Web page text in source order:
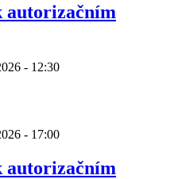
autorizačním
- 12:30
- 17:00
autorizačním